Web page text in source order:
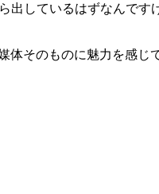
しているはずなんで
そのものに魅力を感じ